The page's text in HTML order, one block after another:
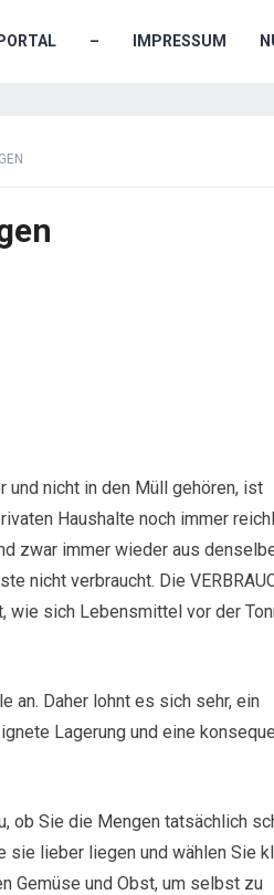
– IMPRESSUM
nicht in den Müll gehören, ist
Haushalte noch immer
zwar immer wieder aus
nicht verbraucht. Die
wie sich Lebensmittel vor der
an. Daher lohnt es sich sehr, ein
Lagerung und eine
ob Sie die Mengen tatsächlich
sie lieber liegen und wählen Sie
Gemüse und Obst, um selbst zu